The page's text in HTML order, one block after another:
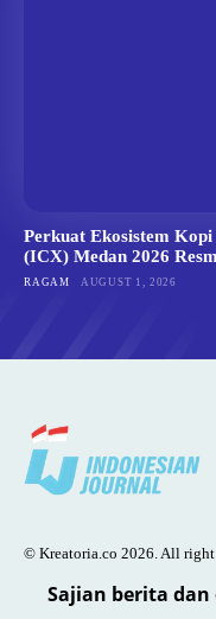
Perkuat Ekosistem
(ICX) Medan 2026
RAGAM AUGUST 1, 2026
© Kreatoria.co 2026. All right
Sajian berita